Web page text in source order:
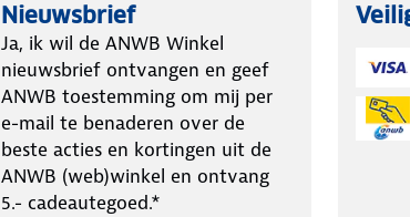
Nieuwsbrief
Ja, ik wil de ANWB Winkel
nieuwsbrief ontvangen en geef
ANWB toestemming om mij per
e-mail te benaderen over de
beste acties en kortingen uit de
ANWB (web)winkel en ontvang
5.- cadeautegoed.*